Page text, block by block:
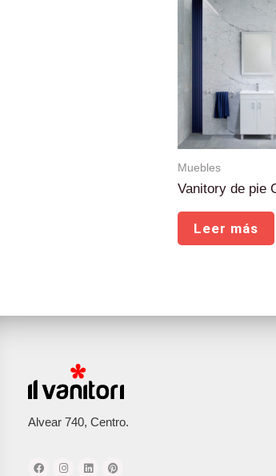
Muebles
Vanitory de pie
Leer más
Alvear 740, Centro.